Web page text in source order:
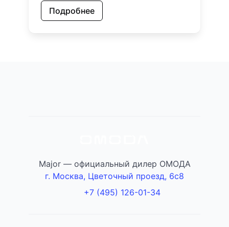
Подробнее
Major — официальный дилер ОМОДА
г. Москва, Цветочный проезд, 6с8
+7 (495) 126-01-34